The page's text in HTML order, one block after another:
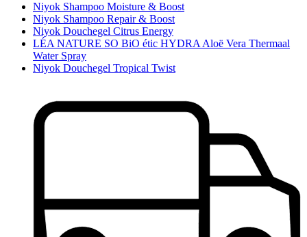
Niyok Shampoo Moisture & Boost
Niyok Shampoo Repair & Boost
Niyok Douchegel Citrus Energy
LÉA NATURE SO BiO étic HYDRA Aloë Vera Thermaal
Water Spray
Niyok Douchegel Tropical Twist